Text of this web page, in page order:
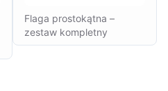
Flaga prostokątna –
zestaw kompletny